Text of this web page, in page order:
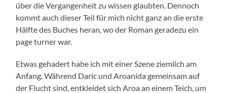
über die Vergangenheit zu wissen glaubten. Dennoch
kommt auch dieser Teil für mich nicht ganz an die erste
Hälfte des Buches heran, wo der Roman geradezu ein
page turner war.
Etwas gehadert habe ich mit einer Szene ziemlich am
Anfang. Während Daric und Aroanída gemeinsam auf
der Flucht sind, entkleidet sich Aroa an einem Teich, um